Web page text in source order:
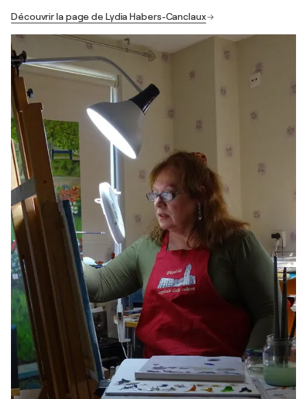
Découvrir la page de Lydia Habers-Canclaux